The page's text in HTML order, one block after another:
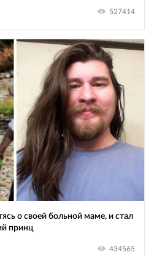
527414
о своей больной маме, и стал
принц
434565